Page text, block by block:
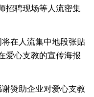
招聘现场等人流密集
在人流集中地段张贴
爱心支教的宣传海报
赞助企业对爱心支教